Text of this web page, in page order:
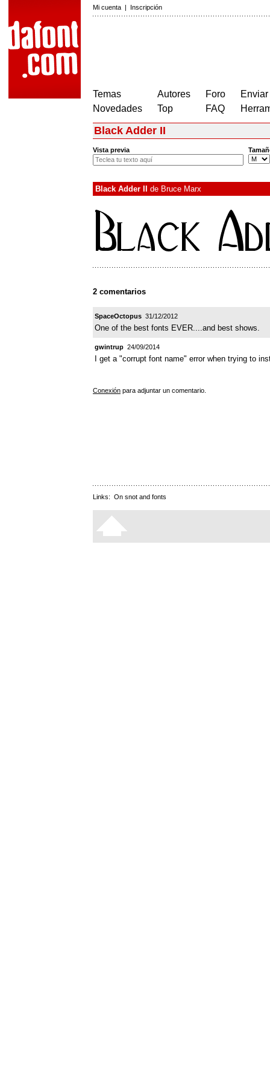
Mi cuenta | Inscripción
Temas
Novedades
Autores
Top
Foro
FAQ
Black Adder II
Vista previa
Black Adder II de Bruce Marx
2 comentarios
SpaceOctopus 31/12/2012
One of the best fonts EVER....and best shows.
gwintrup 24/09/2014
I get a "corrupt font name" error when trying to
Conexión para adjuntar un comentario.
Links: On snot and fonts